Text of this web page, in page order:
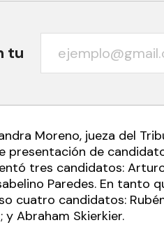
tu
Moreno, jueza del
presentación de
tres candidatos:
Paredes. En tanto
cuatro candidatos:
Abraham Skierkier.